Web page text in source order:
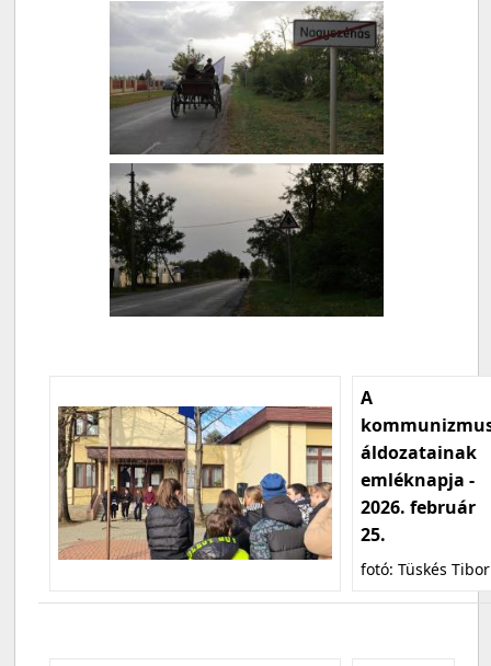
A
áldozatainak
emléknapja -
2026. február
25.
fotó: Tüskés Tibor